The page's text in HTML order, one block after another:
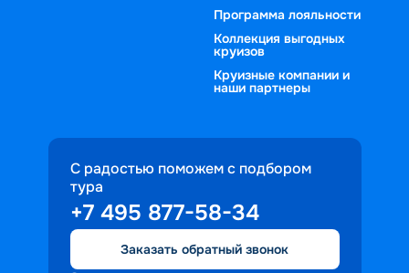
Программа лояльности
Коллекция выгодных
круизов
Круизные компании и
наши партнеры
С радостью поможем с подбором
тура
+7 495 877-58-34
Заказать обратный звонок